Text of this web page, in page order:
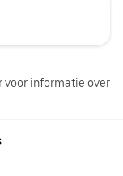
voor informatie over